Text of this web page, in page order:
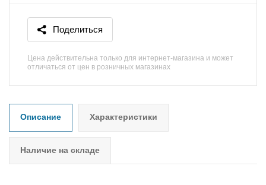
Поделиться
Цена действительна только для интернет-магазина и может
отличаться от цен в розничных магазинах
Описание Характеристики
Наличие на складе